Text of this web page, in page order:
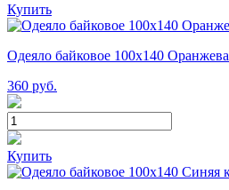
Купить
Одеяло байковое 100х140
360 руб.
Купить